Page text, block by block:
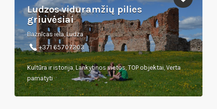
Ludzos viduramžių pilies
griuvėsiai
Baznīcas iela, Ludza
+371 65707203
Kultūra ir istorija, Lankytinos vietos, TOP objektai, Verta
pamatyti